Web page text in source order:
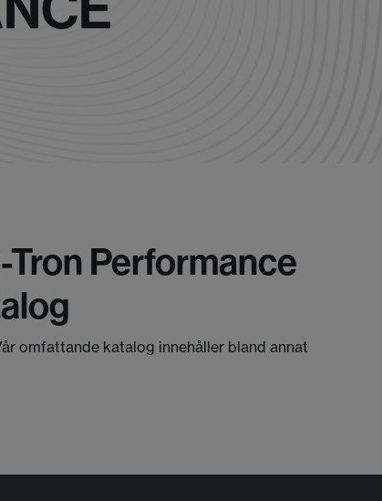
Performance
omfattande katalog innehåller bland annat